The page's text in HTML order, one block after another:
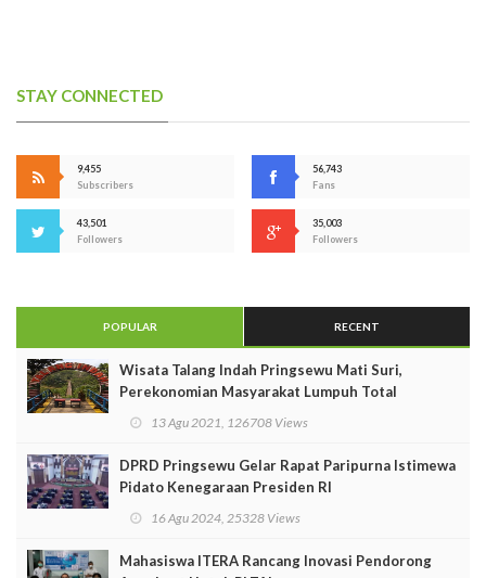
STAY CONNECTED
9,455
Subscribers
56,743
Fans
43,501
Followers
35,003
Followers
POPULAR RECENT
Wisata Talang Indah Pringsewu Mati Suri,
Perekonomian Masyarakat Lumpuh Total
13 Agu 2021, 126708 Views
DPRD Pringsewu Gelar Rapat Paripurna Istimewa
Pidato Kenegaraan Presiden RI
16 Agu 2024, 25328 Views
Mahasiswa ITERA Rancang Inovasi Pendorong